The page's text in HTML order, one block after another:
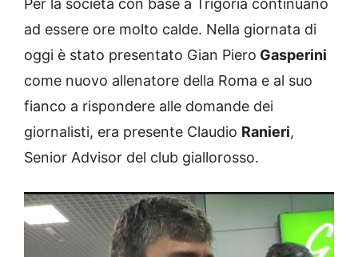
Per la società con base a Trigoria continuano
ad essere ore molto calde. Nella giornata di
oggi è stato presentato Gian Piero Gasperini
come nuovo allenatore della Roma e al suo
fianco a rispondere alle domande dei
giornalisti, era presente Claudio Ranieri,
Senior Advisor del club giallorosso.